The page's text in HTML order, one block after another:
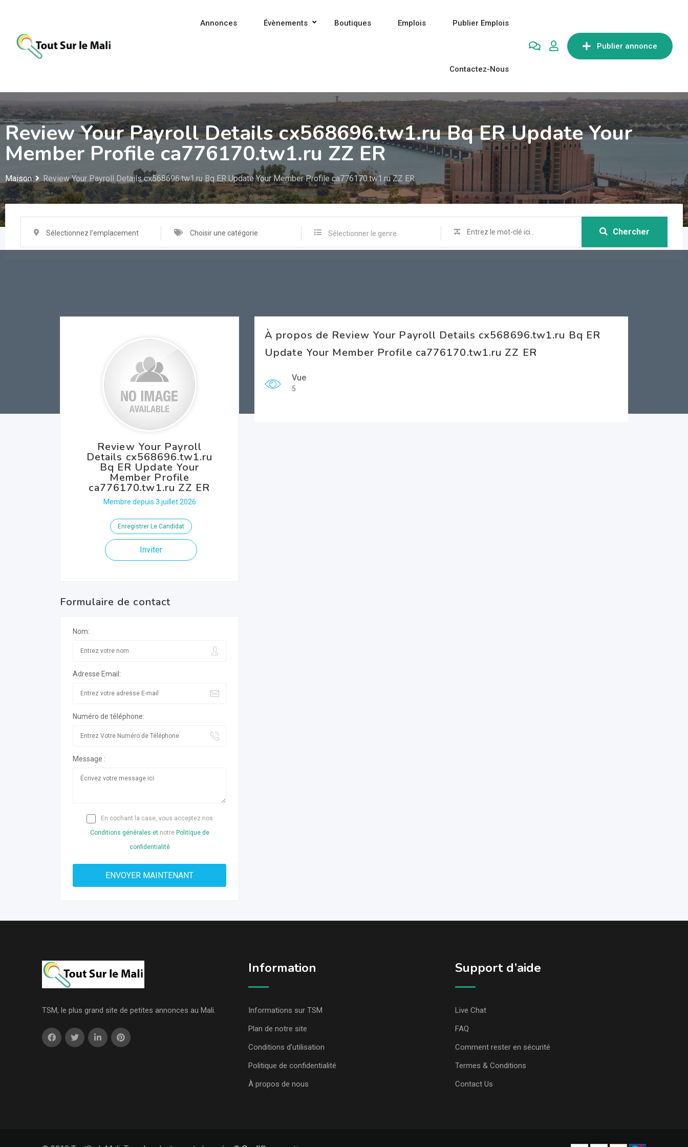
contenu
Publier annonce
Annonces Évènements Boutiques Emplois Publier Emplois
Contactez-Nous
Review Your Payroll Details cx568696.tw1.ru Bq ER Update Your
Member Profile ca776170.tw1.ru ZZ ER
Maison Review Your Payroll Details cx568696.tw1.ru Bq ER Update Your Member Profile ca776170.tw1.ru ZZ ER
Sélectionnez l'emplacement Choisir une catégorie Sélectionner le genre Chercher
Review Your Payroll
Details cx568696.tw1.ru
Bq ER Update Your
Member Profile
ca776170.tw1.ru ZZ ER
Membre depuis 3 juillet 2026
Enregistrer Le Candidat
Inviter
Formulaire de contact
Nom:
Adresse Email:
Numéro de téléphone:
Message :
En cochant la case, vous acceptez nos
Conditions générales etnotre Politique de
confidentialité
À propos de Review Your Payroll Details cx568696.tw1.ru Bq ER
Update Your Member Profile ca776170.tw1.ru ZZ ER
Vue
5
TSM, le plus grand site de petites annonces au Mali.
Information
Informations sur TSM
Plan de notre site
Conditions d’utilisation
Politique de confidentialité
À propos de nous
Support d’aide
Live Chat
FAQ
Comment rester en sécurité
Termes & Conditions
Contact Us